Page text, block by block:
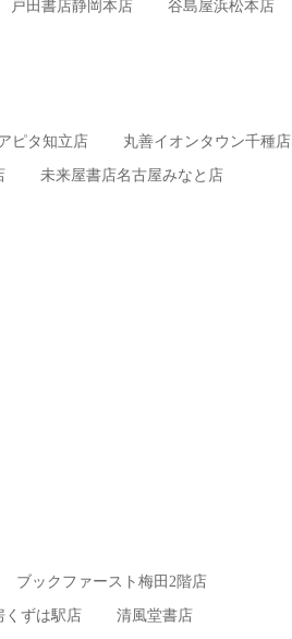
戸田書店静岡本店 谷島屋浜松本店
ピタ知立店 丸善イオンタウン千種店
未来屋書店名古屋みなと店
ブックファースト梅田2階店
くずは駅店 清風堂書店